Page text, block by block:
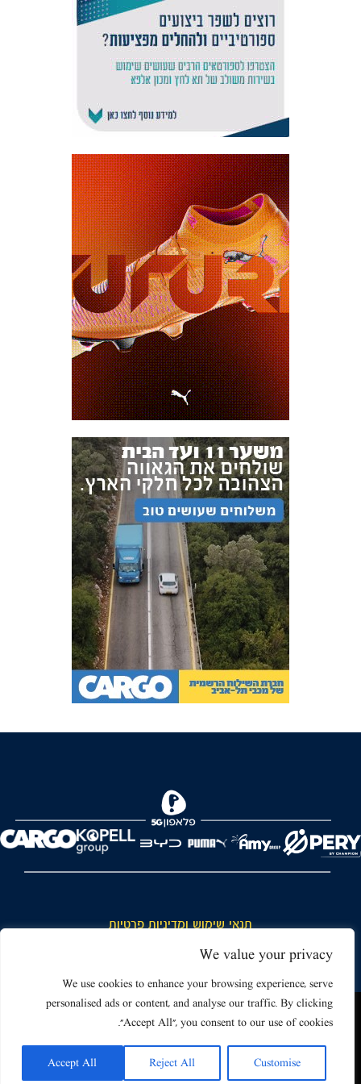
We value your privacy
We use cookies to enhance your browsing experience, serve
personalised ads or content, and analyse our traffic. By clicking
"Accept All", you consent to our use of cookies.
Customise
Reject All
Accept All
תנאי שימוש ומדיניות פרטיות
כללי כניסה והתנהגות באצטדיון ותנאי שימוש בכרטיסים
דרושים
צור קשר
Powered by
האתר שאתה גולש בו עשוי להשתמש בעוגיות (קוקיז) ובטכנולוגיות דומות.
על ידי כניסה לאתר אתה מאשר את תנאי השימוש הכוללים שימוש בעוגיות
(קוקיז).
אישור